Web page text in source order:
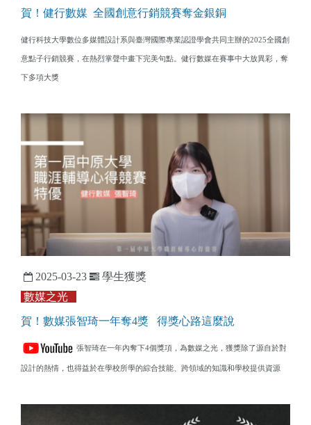
賀！健行數媒 全國創意行銷競賽奪金銀銅
健行科技大學數位多媒體設計系與臺灣國際專業認證學會共同主辦的2025全國創
意點子行銷競賽，在熱烈掌聲中畫下完美句點。健行數媒在賽事中大放異彩，奪
下多項大獎
2025-03-23
學生獲獎
數媒之光
賀！數媒張智琦一年奪4獎 得獎心路這麼說
張智琦在一年內奪下4個獎項，為數媒之光，獲獎除了源自於對
設計的熱情，也得益於在學校所學的綜合技能、跨領域的知識和學校提供資源